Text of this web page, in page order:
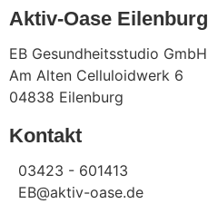
Aktiv-Oase Eilenburg
EB Gesundheitsstudio GmbH
Am Alten Celluloidwerk 6
04838 Eilenburg
Kontakt
03423 - 601413
EB@aktiv-oase.de